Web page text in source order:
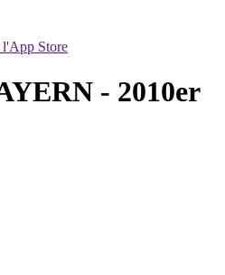
l'App Store
- 2010er